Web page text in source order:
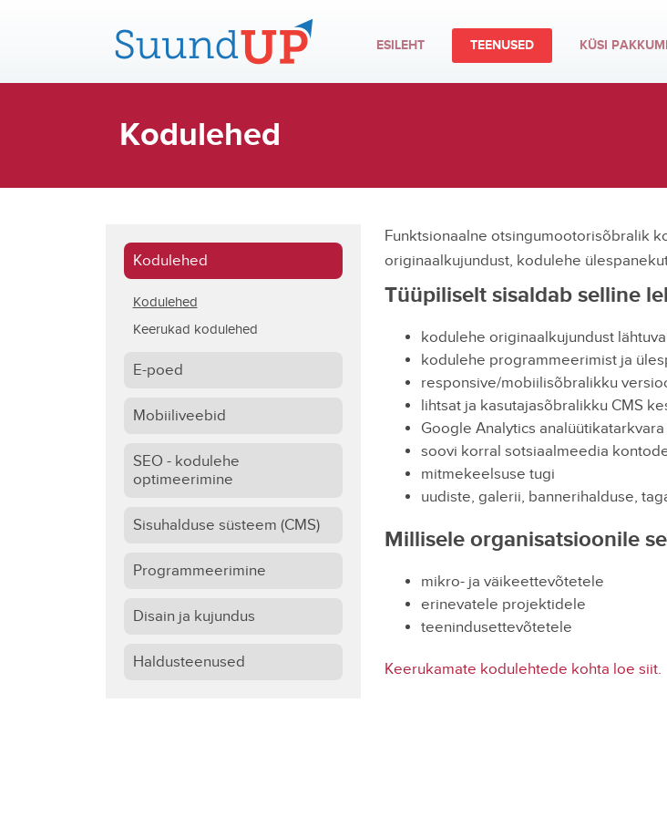
ESILEHT TEENUSED KÜSI
Kodulehed
Kodulehed
Kodulehed
Keerukad kodulehed
E-poed
Mobiiliveebid
SEO - kodulehe
optimeerimine
Sisuhalduse süsteem (CMS)
Programmeerimine
Disain ja kujundus
Haldusteenused
Funktsionaalne otsingumootorisõbralik
originaalkujundust, kodulehe
Tüüpiliselt sisaldab selline
kodulehe originaalkujundust
kodulehe programmeerimist ja
responsive/mobiilisõbralikku
lihtsat ja kasutajasõbralikku CMS
Google Analytics
soovi korral sotsiaalmeedia
mitmekeelsuse tugi
uudiste, galerii, bannerihalduse,
Millisele organisatsioonile
mikro- ja väikeettevõtetele
erinevatele projektidele
teenindusettevõtetele
Keerukamate kodulehtede kohta loe siit.